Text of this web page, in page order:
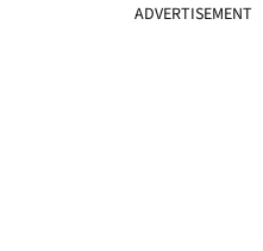
ADVERTISEMENT